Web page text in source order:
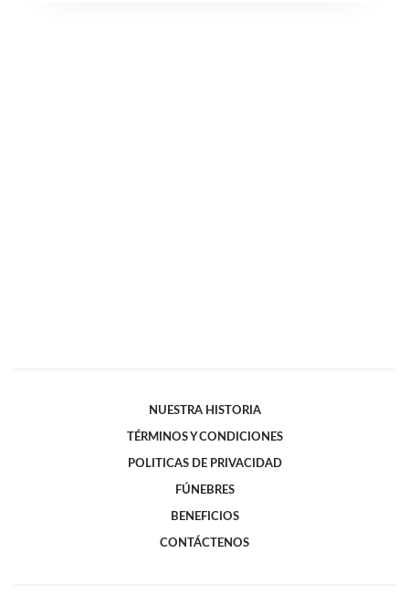
NUESTRA HISTORIA
TÉRMINOS Y CONDICIONES
POLITICAS DE PRIVACIDAD
FÚNEBRES
BENEFICIOS
CONTÁCTENOS